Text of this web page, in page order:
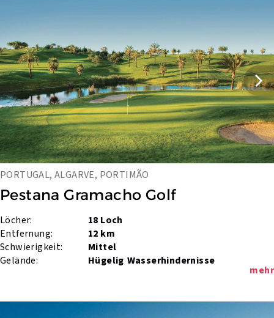
PORTUGAL, ALGARVE, PORTIMÃO
Pestana Gramacho Golf
Löcher:
18 Loch
Entfernung:
12 km
Schwierigkeit:
Mittel
Gelände:
Hügelig Wasserhindernisse
mehr